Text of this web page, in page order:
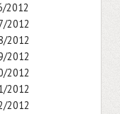
2012
2012
2012
2012
2012
2012
2012